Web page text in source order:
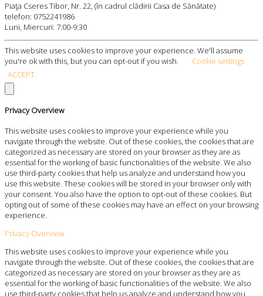
Piaţa Cseres Tibor, Nr. 22, (în cadrul clădirii Casa de Sănătate)
telefon: 0752241986
Luni, Miercuri: 7:00-9:30
This website uses cookies to improve your experience. We'll assume
you're ok with this, but you can opt-out if you wish.
Cookie settings
ACCEPT
Privacy Overview
This website uses cookies to improve your experience while you
navigate through the website. Out of these cookies, the cookies that are
categorized as necessary are stored on your browser as they are as
essential for the working of basic functionalities of the website. We also
use third-party cookies that help us analyze and understand how you
use this website. These cookies will be stored in your browser only with
your consent. You also have the option to opt-out of these cookies. But
opting out of some of these cookies may have an effect on your browsing
experience.
Privacy Overview
This website uses cookies to improve your experience while you
navigate through the website. Out of these cookies, the cookies that are
categorized as necessary are stored on your browser as they are as
essential for the working of basic functionalities of the website. We also
use third-party cookies that help us analyze and understand how you